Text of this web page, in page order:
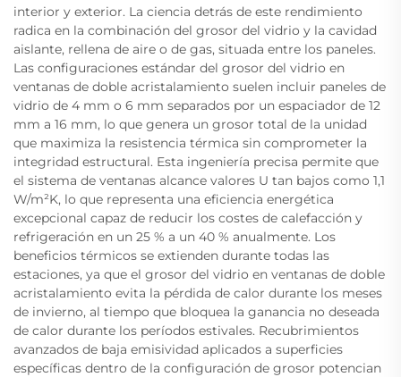
interior y exterior. La ciencia detrás de este rendimiento
radica en la combinación del grosor del vidrio y la cavidad
aislante, rellena de aire o de gas, situada entre los paneles.
Las configuraciones estándar del grosor del vidrio en
ventanas de doble acristalamiento suelen incluir paneles de
vidrio de 4 mm o 6 mm separados por un espaciador de 12
mm a 16 mm, lo que genera un grosor total de la unidad
que maximiza la resistencia térmica sin comprometer la
integridad estructural. Esta ingeniería precisa permite que
el sistema de ventanas alcance valores U tan bajos como 1,1
W/m²K, lo que representa una eficiencia energética
excepcional capaz de reducir los costes de calefacción y
refrigeración en un 25 % a un 40 % anualmente. Los
beneficios térmicos se extienden durante todas las
estaciones, ya que el grosor del vidrio en ventanas de doble
acristalamiento evita la pérdida de calor durante los meses
de invierno, al tiempo que bloquea la ganancia no deseada
de calor durante los períodos estivales. Recubrimientos
avanzados de baja emisividad aplicados a superficies
específicas dentro de la configuración de grosor potencian